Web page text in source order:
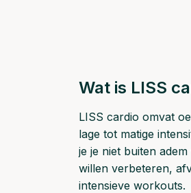
Wat is LISS
LISS cardio omvat
lage tot matige
je je niet buiten
willen verbeteren,
intensieve workouts.